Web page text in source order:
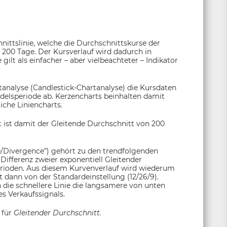
welche die Durchschnittskurse der
Tage. Der Kursverlauf wird dadurch in
als einfacher – aber vielbeachteter – Indikator
(Candlestick-Chartanalyse) die Kursdaten
ab. Kerzencharts beinhalten damit
Liniencharts.
damit der Gleitende Durchschnitt von 200
gehört zu den trendfolgenden
zweier exponentiell Gleitender
Aus diesem Kurvenverlauf wird wiederum
von der Standardeinstellung (12/26/9).
schnellere Linie die langsamere von unten
Verkaufssignals.
für Gleitender Durchschnitt.